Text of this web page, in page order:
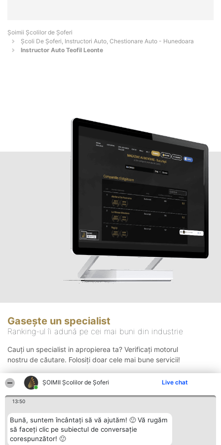
ŞOIMII Școlilor de Șoferi Live chat
13:50
Bună, suntem încântați să vă ajutăm! 🙂 Vă rugăm
să faceți clic pe subiectul de conversație
corespunzător! 🙂
Şoimii Școlilor de Șoferi
Școli De Șoferi, Instructori Auto, Chestionare Auto - Hunedoara
Instructor Auto Teofil Leonte
Gasește un specialist
Ranking-ul îi adună pe cei mai buni din industrie
Cauți un specialist in apropierea ta? Verificați motorul
nostru de căutare. Folosiți doar cele mai bune servicii!